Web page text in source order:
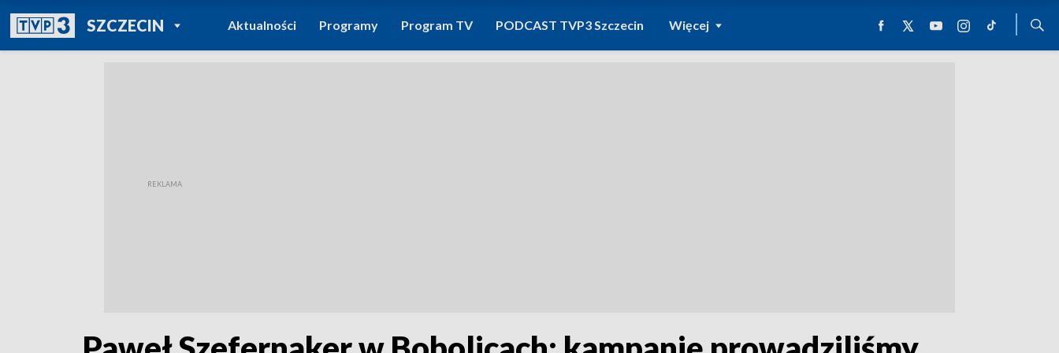
SZCZECINPOWRÓT DO
TVP REGIONY
Aktualności Programy Program TV PODCAST TVP3 Szczecin Więcej